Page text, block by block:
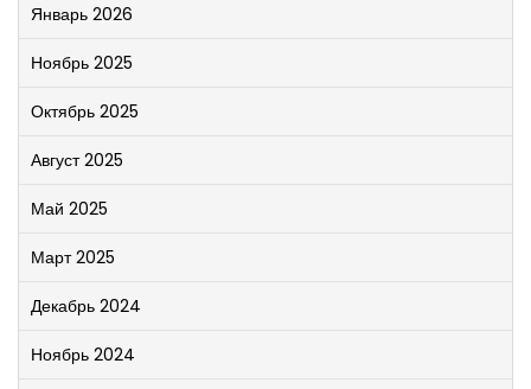
Январь 2026
Ноябрь 2025
Октябрь 2025
Август 2025
Май 2025
Март 2025
Декабрь 2024
Ноябрь 2024